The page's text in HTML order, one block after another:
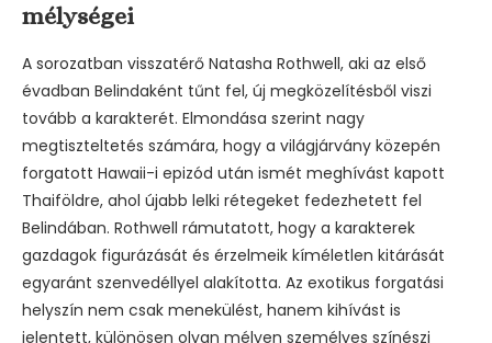
mélységei
A sorozatban visszatérő Natasha Rothwell, aki az első
évadban Belindaként tűnt fel, új megközelítésből viszi
tovább a karakterét. Elmondása szerint nagy
megtiszteltetés számára, hogy a világjárvány közepén
forgatott Hawaii-i epizód után ismét meghívást kapott
Thaiföldre, ahol újabb lelki rétegeket fedezhetett fel
Belindában. Rothwell rámutatott, hogy a karakterek
gazdagok figurázását és érzelmeik kíméletlen kitárását
egyaránt szenvedéllyel alakította. Az exotikus forgatási
helyszín nem csak menekülést, hanem kihívást is
jelentett, különösen olyan mélyen személyes színészi